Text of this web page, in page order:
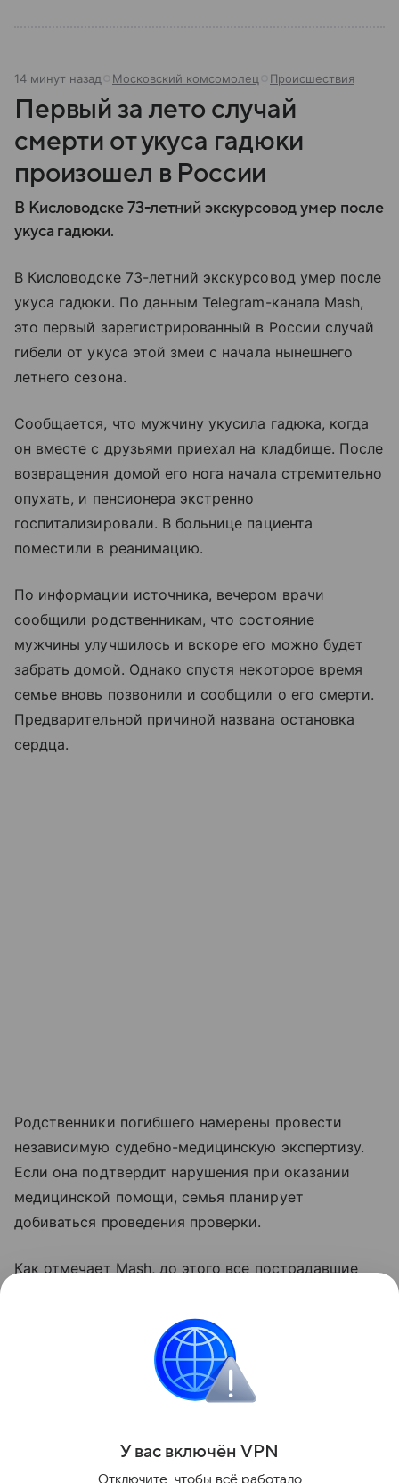
14 минут назад Московский комсомолец Происшествия
Первый за лето случай
смерти от укуса гадюки
произошел в России
В Кисловодске 73-летний экскурсовод умер после
укуса гадюки.
В Кисловодске 73-летний экскурсовод умер после
укуса гадюки. По данным Telegram-канала Mash,
это первый зарегистрированный в России случай
гибели от укуса этой змеи с начала нынешнего
летнего сезона.
Сообщается, что мужчину укусила гадюка, когда
он вместе с друзьями приехал на кладбище. После
возвращения домой его нога начала стремительно
опухать, и пенсионера экстренно
госпитализировали. В больнице пациента
поместили в реанимацию.
По информации источника, вечером врачи
сообщили родственникам, что состояние
мужчины улучшилось и вскоре его можно будет
забрать домой. Однако спустя некоторое время
семье вновь позвонили и сообщили о его смерти.
Предварительной причиной названа остановка
сердца.
Родственники погибшего намерены провести
независимую судебно-медицинскую экспертизу.
Если она подтвердит нарушения при оказании
медицинской помощи, семья планирует
добиваться проведения проверки.
Как отмечает Mash, до этого все пострадавшие
Читайте также: «Россиянам рассказали,
что делать при укусе змеи».
Поделиться
У вас включён VPN
Отключите, чтобы всё работало